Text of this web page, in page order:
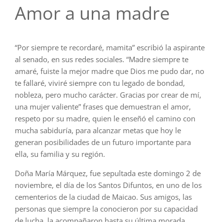
Amor a una madre
“Por siempre te recordaré, mamita” escribió la aspirante
al senado, en sus redes sociales. “Madre siempre te
amaré, fuiste la mejor madre que Dios me pudo dar, no
te fallaré, viviré siempre con tu legado de bondad,
nobleza, pero mucho carácter. Gracias por crear de mí,
una mujer valiente” frases que demuestran el amor,
respeto por su madre, quien le enseñó el camino con
mucha sabiduría, para alcanzar metas que hoy le
generan posibilidades de un futuro importante para
ella, su familia y su región.
Doña María Márquez, fue sepultada este domingo 2 de
noviembre, el día de los Santos Difuntos, en uno de los
cementerios de la ciudad de Maicao. Sus amigos, las
personas que siempre la conocieron por su capacidad